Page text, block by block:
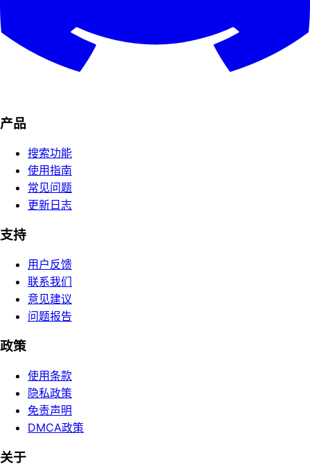
产品
搜索功能
使用指南
常见问题
更新日志
支持
用户反馈
联系我们
意见建议
问题报告
政策
使用条款
隐私政策
免责声明
DMCA政策
关于